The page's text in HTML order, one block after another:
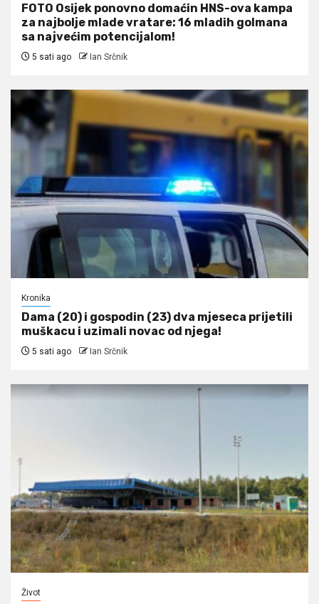
FOTO Osijek ponovno domaćin HNS-ova kampa
za najbolje mlade vratare: 16 mladih golmana
sa najvećim potencijalom!
5 sati ago Ian Srčnik
Kronika
Dama (20) i gospodin (23) dva mjeseca prijetili
muškacu i uzimali novac od njega!
5 sati ago Ian Srčnik
Život